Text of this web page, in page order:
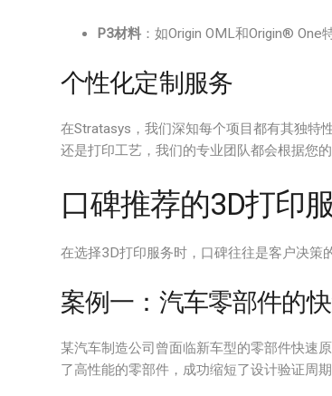
P3材料 ：如Origin OML和Origin® One
个性化定制服务
在Stratasys，我们深知每个项目都有其独特
还是打印工艺，我们的专业团队都会根据您的
口碑推荐的3D打印
在选择3D打印服务时，口碑往往是客户决策
案例一：汽车零部件的
某汽车制造公司曾面临新车型的零部件快速
了高性能的零部件，成功缩短了设计验证周